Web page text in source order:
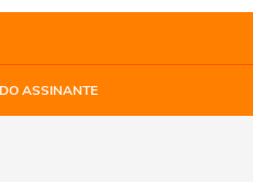
ASSINANTE